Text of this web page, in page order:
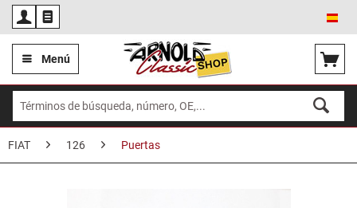
Menú
FIAT 126 Puertas